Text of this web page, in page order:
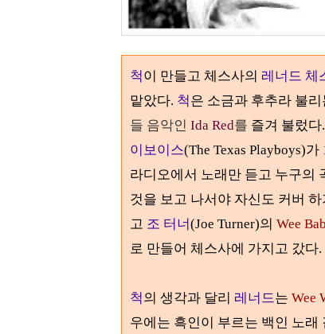
척이 만들고 체스사의 레너드 체
맡았다. 척은 소금과 후추라 불리
들 음악인 Ida Red를 즐겨 불렀다.
이보이스(The Texas Playboys)가
라디오에서 노래만 듣고 누구의
것을 보고 나서야 자신도 커버
고 조 터너(Joe Turner)의 Wee
로 만들어 체스사에 가지고 갔다.
척의 생각과 달리 레너드는 Wee
우에는 흑인이 부르는 백인 노